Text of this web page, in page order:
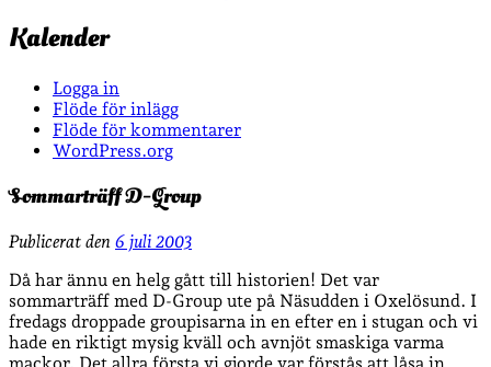
Kalender
Logga in
Flöde för inlägg
Flöde för kommentarer
WordPress.org
Sommarträff D-Group
Publicerat den 6 juli 2003
Då har ännu en helg gått till historien! Det var
sommarträff med D-Group ute på Näsudden i Oxelösund. I
fredags droppade groupisarna in en efter en i stugan och vi
hade en riktigt mysig kväll och avnjöt smaskiga varma